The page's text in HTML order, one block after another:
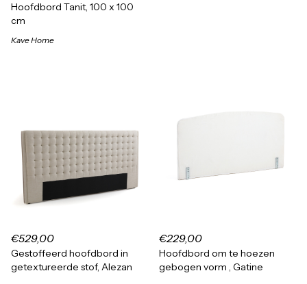
Hoofdbord Tanit, 100 x 100
cm
Kave Home
€529,00
Gestoffeerd hoofdbord in
getextureerde stof, Alezan
€229,00
Hoofdbord om te hoezen
gebogen vorm , Gatine